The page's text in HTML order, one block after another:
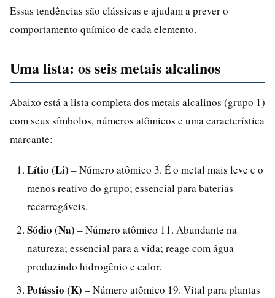
Essas tendências são clássicas e ajudam a prever o
comportamento químico de cada elemento.
Uma lista: os seis metais alcalinos
Abaixo está a lista completa dos metais alcalinos (grupo 1)
com seus símbolos, números atômicos e uma característica
marcante:
Lítio (Li) – Número atômico 3. É o metal mais leve e o
menos reativo do grupo; essencial para baterias
recarregáveis.
Sódio (Na) – Número atômico 11. Abundante na
natureza; essencial para a vida; reage com água
produzindo hidrogênio e calor.
Potássio (K) – Número atômico 19. Vital para plantas